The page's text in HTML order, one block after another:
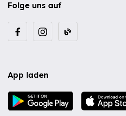
Folge uns auf
App laden